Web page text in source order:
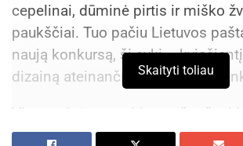
rekomenduoja pasitarti su
burnos probiotikų vartojimo
Žymos: Maistas
cepelinai, dūminė pirtis ir miško
paukščiai. Tuo pačiu Lietuvos
naują konkursą, šį sykį –
dizainą ateinančių metų pašto
Visas minėtas ateities pašto
pasiūlė gyventojai, atsiliepę į
Skaityti toliau